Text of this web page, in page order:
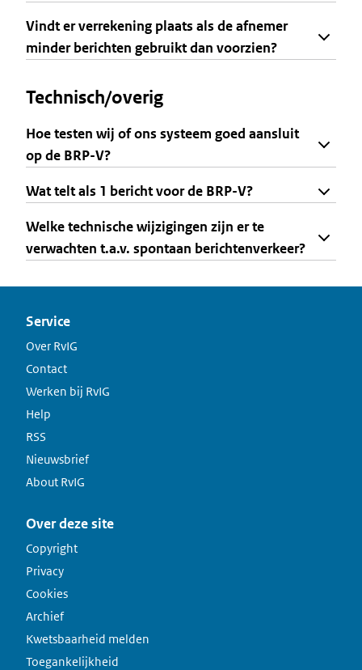
Vindt er verrekening plaats als de afnemer
minder berichten gebruikt dan voorzien?
Technisch/overig
Hoe testen wij of ons systeem goed aansluit
op de BRP-V?
Wat telt als 1 bericht voor de BRP-V?
Welke technische wijzigingen zijn er te
verwachten t.a.v. spontaan berichtenverkeer?
Service
Over RvIG
Contact
Werken bij RvIG
Help
RSS
Nieuwsbrief
About RvIG
Over deze site
Copyright
Privacy
Cookies
Archief
Kwetsbaarheid melden
Toegankelijkheid